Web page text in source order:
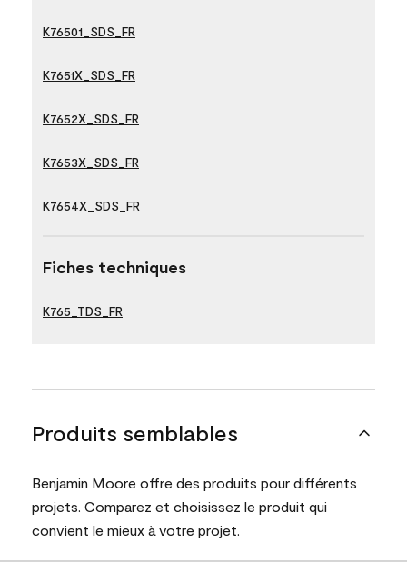
K76501_SDS_FR
K7651X_SDS_FR
K7652X_SDS_FR
K7653X_SDS_FR
K7654X_SDS_FR
Fiches techniques
K765_TDS_FR
Produits semblables
Benjamin Moore offre des produits pour différents
projets. Comparez et choisissez le produit qui
convient le mieux à votre projet.